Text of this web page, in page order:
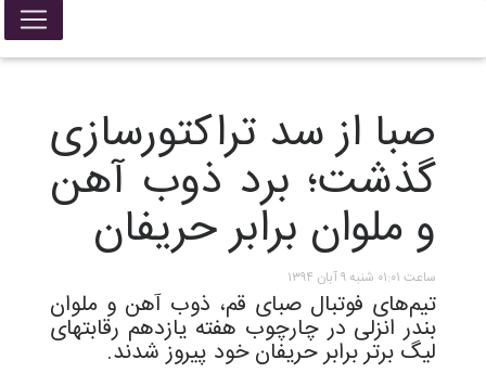
صبا از سد تراکتورسازی
گذشت؛ برد ذوب آهن
و ملوان برابر حریفان
ساعت ۰۱:۰۱ شنبه ۹ آبان ۱۳۹۴
تیم‌های فوتبال صبای قم، ذوب آهن و ملوان
بندر انزلی در چارچوب هفته یازدهم رقابتهای
لیگ برتر برابر حریفان خود پیروز شدند.